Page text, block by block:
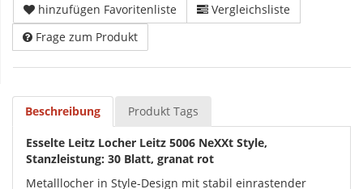
hinzufügen Favoritenliste
Vergleichsliste
Frage zum Produkt
Beschreibung Produkt Tags
Esselte Leitz Locher Leitz 5006 NeXXt Style,
Stanzleistung: 30 Blatt, granat rot
Metalllocher in Style-Design mit stabil einrastender